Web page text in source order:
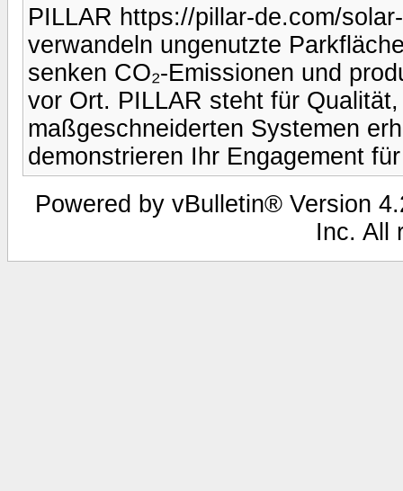
PILLAR https://pillar-de.com/
verwandeln ungenutzte
senken CO₂-Emissionen und
vor Ort. PILLAR steht für
maßgeschneiderten Systemen
demonstrieren Ihr Engagement
Powered by vBulletin® Version
Inc. All